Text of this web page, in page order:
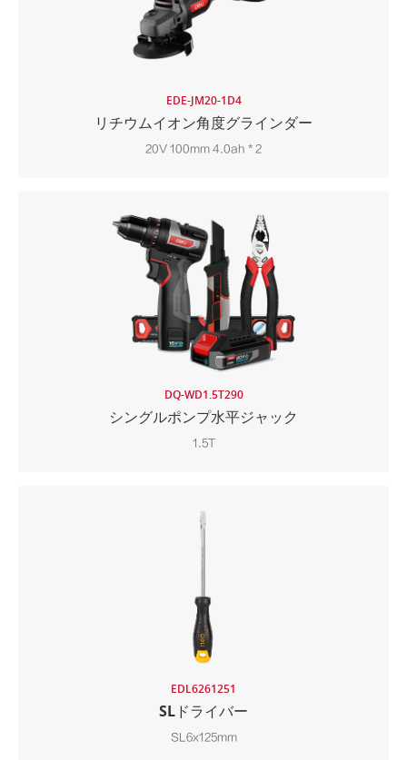
EDE-JM20-1D4
リチウムイオン角度グラインダー
20V 100mm 4.0ah * 2
DQ-WD1.5T290
シングルポンプ水平ジャック
1.5T
EDL6261251
SLドライバー
SL6x125mm